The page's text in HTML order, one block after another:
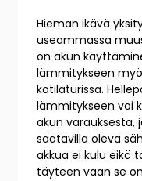
Hieman ikävä
useammassa
on akun
lämmitykseen
kotilaturissa.
lämmitykseen voi
akun varauksesta,
saatavilla oleva
akkua ei kulu eikä
täyteen vaan se